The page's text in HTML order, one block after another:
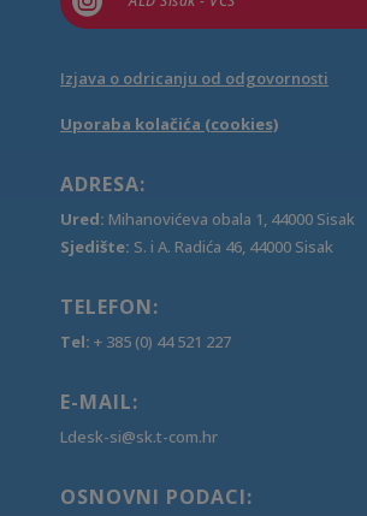
Izjava o odricanju od odgovornosti
Uporaba kolačića (cookies)
ADRESA:
Ured: Mihanovićeva obala 1, 44000 Sisak
Sjedište: S. i A. Radića 46, 44000 Sisak
TELEFON:
Tel: + 385 (0) 44 521 227
E-MAIL:
Ldesk-si@sk.t-com.hr
OSNOVNI PODACI: